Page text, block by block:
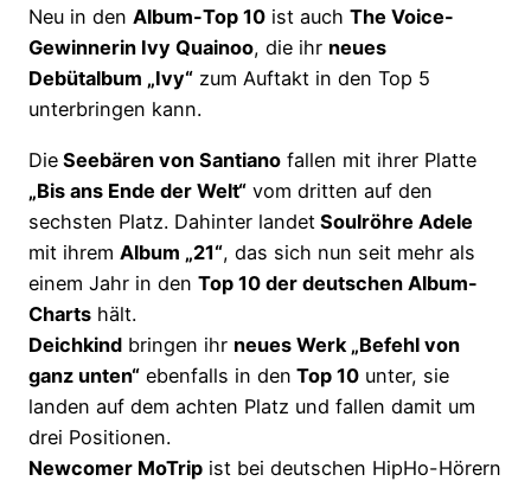
Neu in den Album-Top 10 ist auch The Voice-
Gewinnerin Ivy Quainoo, die ihr neues
Debütalbum „Ivy“ zum Auftakt in den Top 5
unterbringen kann.
Die Seebären von Santiano fallen mit ihrer Platte
„Bis ans Ende der Welt“ vom dritten auf den
sechsten Platz. Dahinter landet Soulröhre Adele
mit ihrem Album „21“, das sich nun seit mehr als
einem Jahr in den Top 10 der deutschen Album-
Charts hält.
Deichkind bringen ihr neues Werk „Befehl von
ganz unten“ ebenfalls in den Top 10 unter, sie
landen auf dem achten Platz und fallen damit um
drei Positionen.
Newcomer MoTrip ist bei deutschen HipHo-Hörern